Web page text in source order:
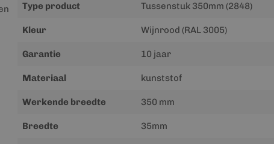
Type product Tussenstuk 350mm (2848)
Kleur Wijnrood (RAL 3005)
Garantie 10 jaar
Materiaal kunststof
Werkende breedte 350 mm
Breedte 35mm